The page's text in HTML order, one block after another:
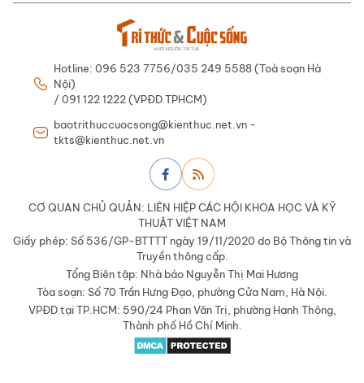
Hotline: 096 523 7756/035 249 5588 (Toà soạn Hà
Nội)
/ 091 122 1222 (VPĐD TPHCM)
baotrithuccuocsong@kienthuc.net.vn -
tkts@kienthuc.net.vn
CƠ QUAN CHỦ QUẢN: LIÊN HIỆP CÁC HỘI KHOA HỌC VÀ KỸ
THUẬT VIỆT NAM
Giấy phép: Số 536/GP-BTTTT ngày 19/11/2020 do Bộ Thông tin và
Truyền thông cấp.
Tổng Biên tập: Nhà báo Nguyễn Thị Mai Hương
Tòa soạn: Số 70 Trần Hưng Đạo, phường Cửa Nam, Hà Nội.
VPĐD tại TP.HCM: 590/24 Phan Văn Trị, phường Hạnh Thông,
Thành phố Hồ Chí Minh.